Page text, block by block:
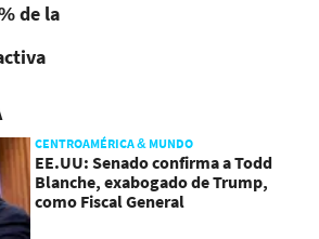
de la
CENTROAMÉRICA & MUNDO
EE.UU: Senado confirma a Todd
Blanche, exabogado de Trump,
como Fiscal General